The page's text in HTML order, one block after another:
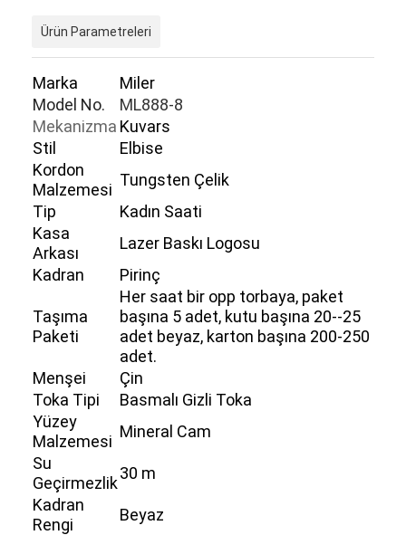
Ürün Parametreleri
Marka
Miler
Model No.
ML888-8
Mekanizma Kuvars
Stil
Elbise
Kordon
Malzemesi
Tungsten Çelik
Tip
Kadın Saati
Kasa
Arkası
Lazer Baskı Logosu
Kadran
Pirinç
Taşıma
Paketi
Her saat bir opp torbaya, paket
başına 5 adet, kutu başına 20--25
adet beyaz, karton başına 200-250
adet.
Menşei
Çin
Toka Tipi
Basmalı Gizli Toka
Yüzey
Malzemesi
Mineral Cam
Su
Geçirmezlik
30 m
Kadran
Rengi
Beyaz